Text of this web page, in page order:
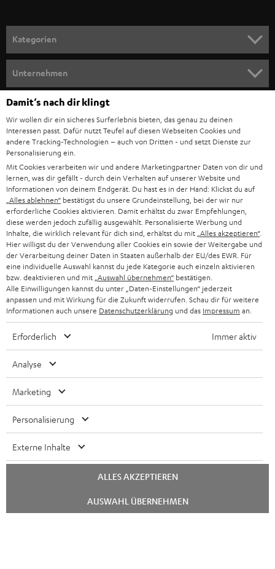
n
m
e
l
d
u
n
g
Kategorien
SOUNDBAR
STEREO
SMART HOME
BLUETOOTH-LAUTSPRECHER
KOPFHÖRER
BLUETOOTH-KOPFHÖRER
STEREOANLAGEN
LAUTSPRECHER
ULTIMA-SERIE
IN-EAR-KOPFHÖRER
FANSHOP
NEUHEITEN
Unternehmen
SUPPORT
KARRIERE
PRESSE & MARKETING
GESCHÄFTSKUNDEN
PARTNERPROGRAMM
BLOG
NEWSLETTER
STORES
DEINE VORTEILE BEI TEUFEL
UNSER MANAGEMENT
NACHHALTIGKEIT
UNSERE WERTE
BILDUNGSRABATT
Teufel Onlineshops
DEUTSCHLAND
ÖSTERREICH
SCHWEIZ
NIEDERLANDE
BELGIEN
FRANKREICH
POLEN
SPANIEN
ITALIEN
Technische Änderungen, Tippfehler und Irrtum vorbehalten. Das auf unseren
Fotos abgebildete Zubehör ist nicht im Lieferumfang enthalten. Etwaige
Entsorgungsgebühren für Batterien sind im Preis inbegriffen.
Impressum AGB Datenschutz Daten-Einstellungen
EU Data Act
Damit‘s nach dir klingt
Wir wollen dir ein sicheres Surferlebnis bieten, das genau zu deinen
Interessen passt. Dafür nutzt Teufel auf diesen Webseiten Cookies und
andere Tracking-Technologien – auch von Dritten - und setzt Dienste zur
Personalisierung ein.
Mit Cookies verarbeiten wir und andere Marketingpartner Daten von dir und
lernen, was dir gefällt - durch dein Verhalten auf unserer Website und
Informationen von deinem Endgerät. Du hast es in der Hand: Klickst du auf
„Alles ablehnen“ bestätigst du unsere Grundeinstellung, bei der wir nur
erforderliche Cookies aktivieren. Damit erhältst du zwar Empfehlungen,
diese werden jedoch zufällig ausgewählt. Personalisierte Werbung und
Inhalte, die wirklich relevant für dich sind, erhältst du mit „Alles akzeptieren“.
Hier willigst du der Verwendung aller Cookies ein sowie der Weitergabe und
der Verarbeitung deiner Daten in Staaten außerhalb der EU/des EWR. Für
eine individuelle Auswahl kannst du jede Kategorie auch einzeln aktivieren
bzw. deaktivieren und mit „Auswahl übernehmen“ bestätigen.
Alle Einwilligungen kannst du unter „Daten-Einstellungen“ jederzeit
anpassen und mit Wirkung für die Zukunft widerrufen. Schau dir für weitere
Informationen auch unsere Datenschutzerklärung und das Impressum an.
Erforderlich Immer aktiv
Analyse
Marketing
Personalisierung
Externe Inhalte
ALLES AKZEPTIEREN
AUSWAHL ÜBERNEHMEN